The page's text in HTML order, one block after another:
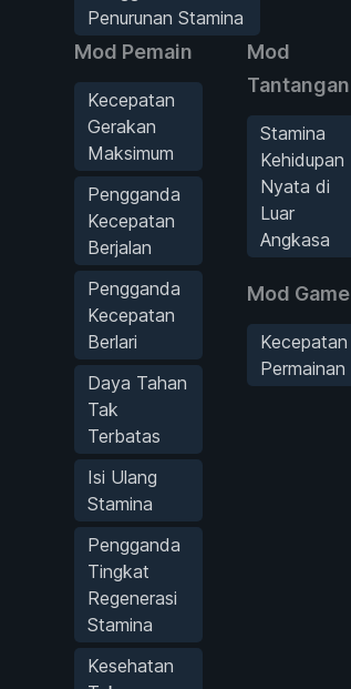
Penurunan Stamina
Mod Pemain
Kecepatan
Gerakan
Maksimum
Pengganda
Kecepatan
Berjalan
Pengganda
Kecepatan
Berlari
Daya Tahan
Tak
Terbatas
Isi Ulang
Stamina
Pengganda
Tingkat
Regenerasi
Stamina
Kesehatan
Mod
Tantangan
Stamina
Kehidupan
Nyata di
Luar
Angkasa
Mod Game
Kecepatan
Permainan